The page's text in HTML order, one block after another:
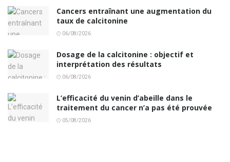
Cancers entraînant une augmentation du
taux de calcitonine
06/08/2026
Dosage de la calcitonine : objectif et
interprétation des résultats
06/08/2026
L’efficacité du venin d’abeille dans le
traitement du cancer n’a pas été prouvée
05/08/2026